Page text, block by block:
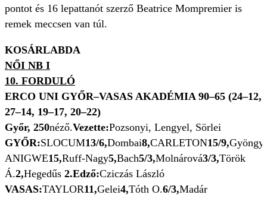
pontot és 16 lepattanót szerző Beatrice Mompremier is
remek meccsen van túl.
KOSÁRLABDA
NŐI NB I
10. FORDULÓ
ERCO UNI GYŐR–VASAS AKADÉMIA 90–65 (24–12,
27–14, 19–17, 20–22)
Győr, 250néző.Vezette:Pozsonyi, Lengyel, Sörlei
GYŐR:SLOCUM13/6,Dombai8,CARLETON15/9,
ANIGWE15,Ruff-Nagy5,Bach5/3,Molnárová3/3,Török
Á.2,Hegedűs 2.Edző:Cziczás László
VASAS:TAYLOR11,Gelei4,Tóth O.6/3,Madár